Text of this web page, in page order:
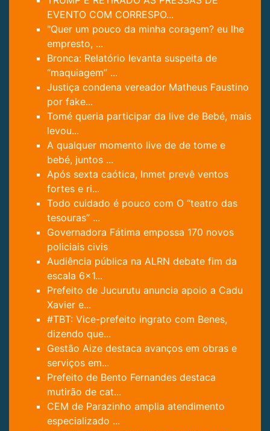
EVENTO COM CORRESPO...
"Quer um pouco da minha coragem? eu lhe
empresto, ...
Bronca: Relatório levanta suspeita de
“maquiagem” ...
Justiça condena vereador Matheus Faustino
por fake...
Tomé queria participar da live de Bebé, mais
levou...
A qualquer momento live de de tome e
bebé, juntos ...
Após sexta caótica, Inmet prevê ventos
fortes e ri...
Todo cuidado é pouco com O “teatro das
tesouras” ...
Governadora Fátima empossa 170 novos
policiais civis
Audiência pública na ALRN debate fim da
escala 6x1...
Prefeito de Jucurutu anuncia apoio a Cadu
Xavier e...
#TBT: Vice-prefeito ingrato com Benes,
dizendo que...
Gestão Aize destaca avanços em obras e
serviços em...
Prefeito de Bento Fernandes destaca
mutirão de cat...
CEM de Parazinho amplia atendimento
especializado ...